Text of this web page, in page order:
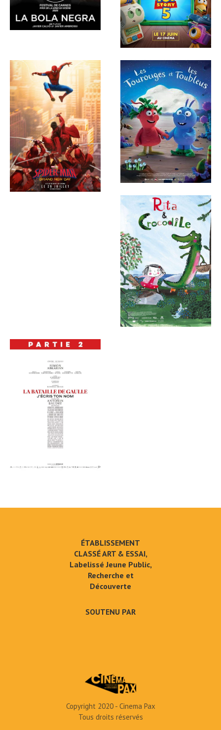
ÉTABLISSEMENT
CLASSÉ ART & ESSAI,
Labelissé Jeune Public,
Recherche et
Découverte
SOUTENU PAR
Copyright 2020 - Cinema Pax
Tous droits réservés